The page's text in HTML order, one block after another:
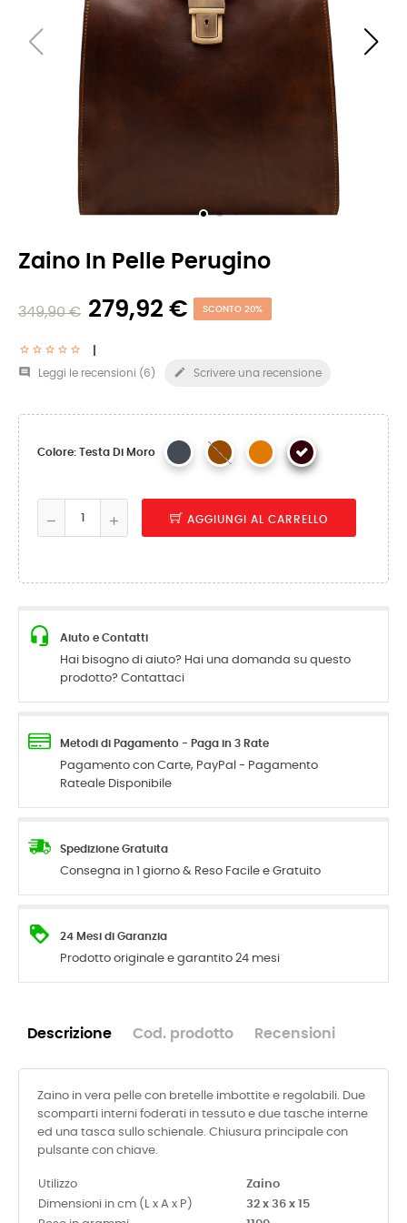
Zaino In Pelle Perugino
349,90 € 279,92 € SCONTO 20%
 Leggi le recensioni (6 )  Scrivere una recensione
Colore: Testa Di Moro
AGGIUNGI AL CARRELLO
Aiuto e Contatti
Hai bisogno di aiuto? Hai una domanda su questo
prodotto? Contattaci
Metodi di Pagamento - Paga in 3 Rate
Pagamento con Carte, PayPal - Pagamento
Rateale Disponibile
Spedizione Gratuita
Consegna in 1 giorno & Reso Facile e Gratuito
24 Mesi di Garanzia
Prodotto originale e garantito 24 mesi
Descrizione Cod. prodotto Recensioni
Zaino in vera pelle con bretelle imbottite e regolabili. Due
scomparti interni foderati in tessuto e due tasche interne
ed una tasca sullo schienale. Chiusura principale con
pulsante con chiave.
Utilizzo
Zaino
Dimensioni in cm (L x A x P)
32 x 36 x 15